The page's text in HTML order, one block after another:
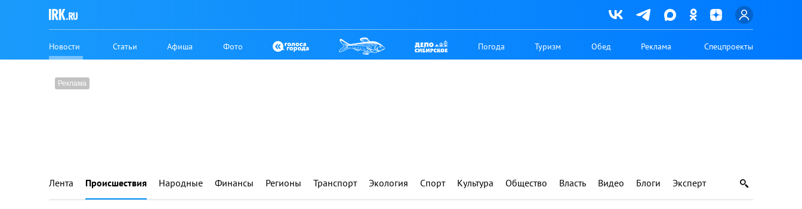
Новости Статьи Афиша Фото Погода Туризм Обед Реклама Спецпроекты
Лента Происшествия Народные Финансы Регионы Транспорт Экология Спорт Культура Общество Власть Видео Блоги Эксперт